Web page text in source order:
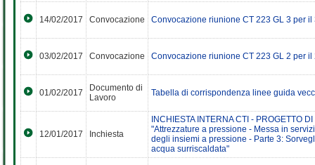
14/02/2017 Convocazione Convocazione riunione CT 223 GL 3 per il
03/02/2017 Convocazione Convocazione riunione CT 223 GL 2 per
01/02/2017
Documento di
Lavoro
Tabella di corrispondenza linee guida
12/01/2017 Inchiesta
INCHIESTA INTERNA CTI - PROGETTO
"Attrezzature a pressione - Messa in
degli insiemi a pressione - Parte 3:
acqua surriscaldata"